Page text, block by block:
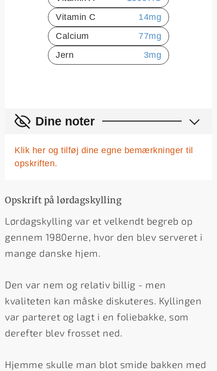
Vitamin C
14mg
Calcium
77mg
Jern
3mg
Dine noter
Klik her og tilføj dine egne bemærkninger til
opskriften.
Opskrift på lørdagskylling
Lørdagskylling var et velkendt begreb op
gennem 1980erne, hvor den blev serveret i
mange danske hjem.
Den var nem og relativ billig - men
kvaliteten kan måske diskuteres. Kyllingen
var parteret og lagt i en foliebakke, som
derefter blev frosset ned.
Hjemme skulle man blot smide bakken med